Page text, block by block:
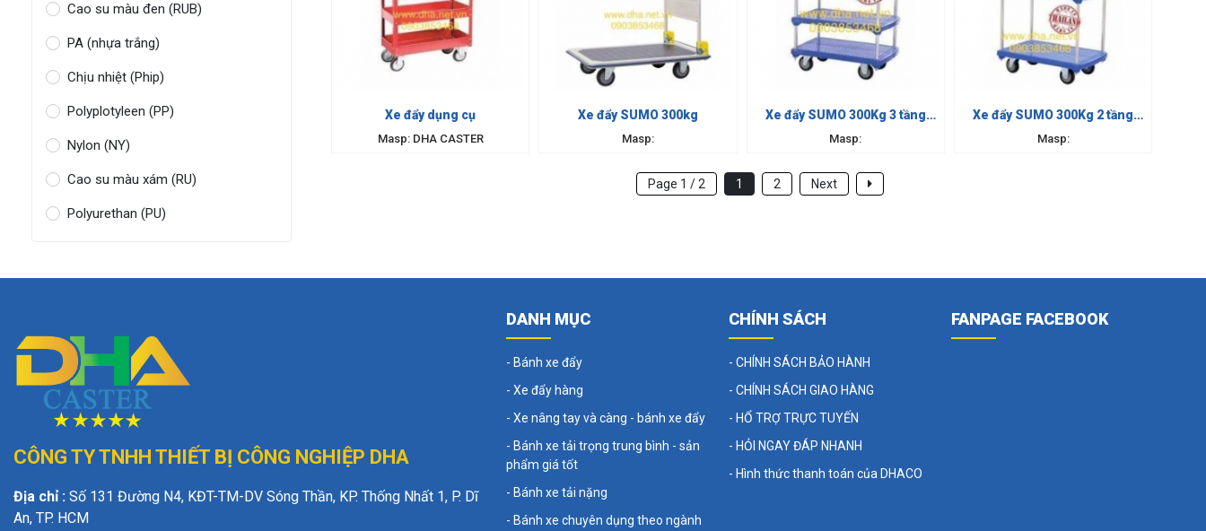
Cao su màu đen (RUB)
PA (nhựa trắng)
Chịu nhiệt (Phip)
Polyplotyleen (PP)
Nylon (NY)
Cao su màu xám (RU)
Polyurethan (PU)
Xe đẩy dụng cụ
Masp: DHA CASTER
Xe đẩy SUMO 300kg
Masp:
Xe đẩy SUMO 300Kg 3 tầng
Masp:
Xe đẩy SUMO 300Kg 2 tầng
Masp:
Page 1 / 2 1 2 Next
CÔNG TY TNHH THIẾT BỊ CÔNG NGHIỆP DHA
Địa chỉ : Số 131 Đường N4, KĐT-TM-DV Sóng Thần, KP. Thống Nhất 1, P. Dĩ
An, TP. HCM
DANH MỤC
- Bánh xe đẩy
- Xe đẩy hàng
- Xe nâng tay và càng - bánh xe đẩy
- Bánh xe tải trọng trung bình - sản
phẩm giá tốt
- Bánh xe tải nặng
- Bánh xe chuyên dụng theo ngành
CHÍNH SÁCH
- CHÍNH SÁCH BẢO HÀNH
- CHÍNH SÁCH GIAO HÀNG
- HỔ TRỢ TRỰC TUYẾN
- HỎI NGAY ĐÁP NHANH
- Hình thức thanh toán của DHACO
FANPAGE FACEBOOK